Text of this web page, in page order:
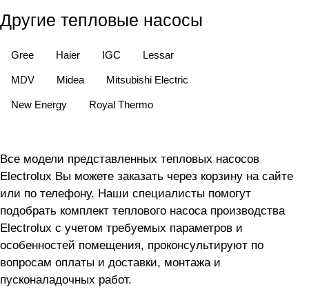
Другие тепловые насосы
Gree Haier IGC Lessar
MDV Midea Mitsubishi Electric
New Energy Royal Thermo
Все модели представленных тепловых насосов
Electrolux Вы можете заказать через корзину на сайте
или по телефону. Наши специалисты помогут
подобрать комплект теплового насоса производства
Electrolux с учетом требуемых параметров и
особенностей помещения, проконсультируют по
вопросам оплаты и доставки, монтажа и
пусконаладочных работ.